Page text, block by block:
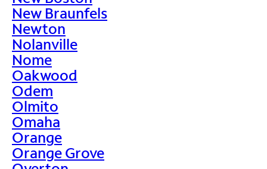
New Braunfels
Newton
Nolanville
Nome
Oakwood
Odem
Olmito
Omaha
Orange
Orange Grove